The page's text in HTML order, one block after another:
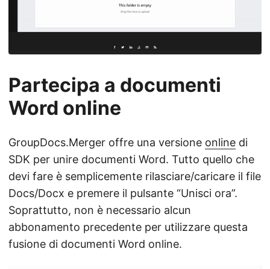
Partecipa a documenti
Word online
GroupDocs.Merger offre una versione online di
SDK per unire documenti Word. Tutto quello che
devi fare è semplicemente rilasciare/caricare il file
Docs/Docx e premere il pulsante “Unisci ora”.
Soprattutto, non è necessario alcun
abbonamento precedente per utilizzare questa
fusione di documenti Word online.